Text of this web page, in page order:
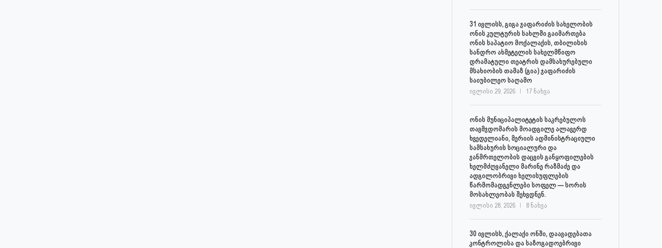
31 ივლისს, გიგა ჯაფარიძის სახელობის
ონის კულტურის სახლში გაიმართება
ონის საპატიო მოქალაქის, თბილისის
სანდრო ახმეტელის სახელმწიფო
დრამატული თეატრის დამსახურებული
მსახიობის თამაზ (გია) ჯაფარიძის
საიუბილეო საღამო
ივლისი 29, 2026 17 ნახვა
ონის მუნიციპალიტეტის საკრებულოს
თავმჯდომარის მოადგილე ალავერდ
ხვედელიანი, მერიის ადმინისტრაციული
სამსახურის სოციალური და
ჯანმრთელობის დაცვის განყოფილების
ხელმძღვანელი მარინე რაზმაძე და
ადგილობრივი ხელისუფლების
წარმომადგენლები სოფელ — სორის
მოსახლეობას შეხვდნენ.
ივლისი 28, 2026 8 ნახვა
30 ივლისს, ქალაქი ონში, დაავადებათა
კონტროლისა და საზოგადოებრივი